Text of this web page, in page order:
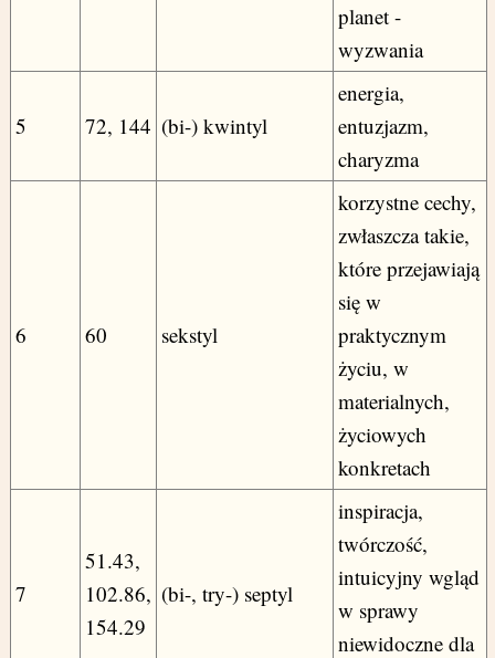
planet -
wyzwania
5 72, 144 (bi-) kwintyl
energia,
entuzjazm,
charyzma
6 60 sekstyl
korzystne cechy,
zwłaszcza takie,
które przejawiają
się w
praktycznym
życiu, w
materialnych,
życiowych
konkretach
7
51.43,
102.86,
154.29
(bi-, try-) septyl
inspiracja,
twórczość,
intuicyjny wgląd
w sprawy
niewidoczne dla